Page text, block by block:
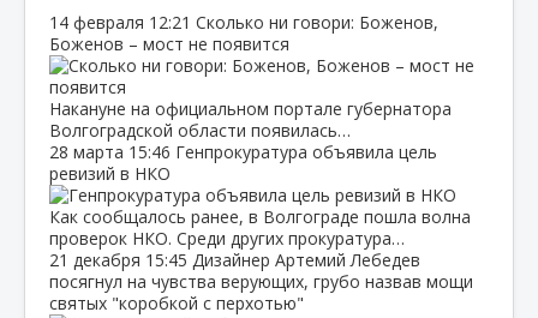
14 февраля 12:21 Сколько ни говори: Боженов,
Боженов – мост не появится
Накануне на официальном портале губернатора
Волгоградской области появилась…
28 марта 15:46 Генпрокуратура объявила цель
ревизий в НКО
Как сообщалось ранее, в Волгограде пошла волна
проверок НКО. Среди других прокуратура…
21 декабря 15:45 Дизайнер Артемий Лебедев
посягнул на чувства верующих, грубо назвав мощи
святых "коробкой с перхотью"